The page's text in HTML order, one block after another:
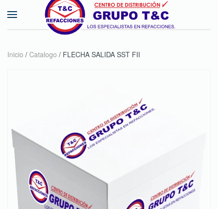
Skip to main content
Inicio / Catalogo / FLECHA SALIDA SST FII